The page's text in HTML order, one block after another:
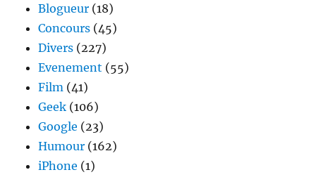
Blogueur (18)
Concours (45)
Divers (227)
Evenement (55)
Film (41)
Geek (106)
Google (23)
Humour (162)
iPhone (1)